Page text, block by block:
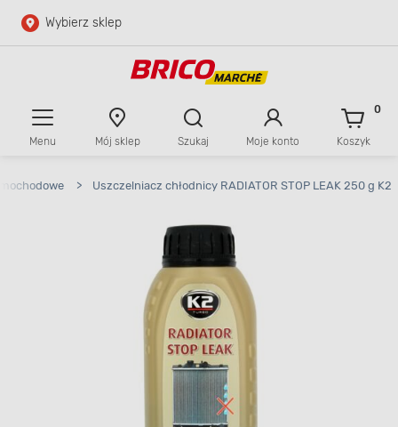
Przejdź do głównej zawartości
Wybierz sklep
Menu Mój sklep Szukaj Moje konto Koszyk
0
> Uszczelniacz chłodnicy RADIATOR STOP LEAK 250 g K2